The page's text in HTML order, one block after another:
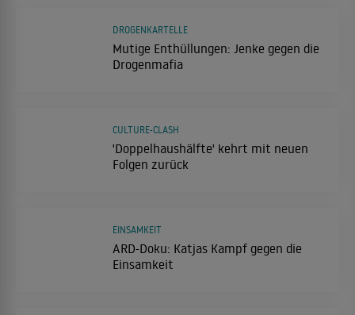
Mutige Enthüllungen: Jenke gegen die
Drogenmafia
DROGENKARTELLE
'Doppelhaushälfte' kehrt mit neuen
Folgen zurück
CULTURE-CLASH
ARD-Doku: Katjas Kampf gegen die
Einsamkeit
EINSAMKEIT